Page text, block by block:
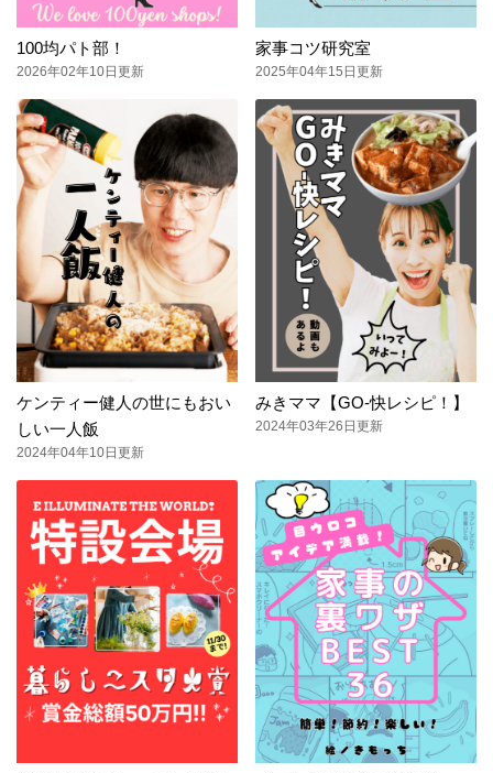
100均パト部！
2026年02年10日更新
家事コツ研究室
2025年04年15日更新
ケンティー健人の世にもおい
しい一人飯
2024年04年10日更新
みきママ【GO-快レシピ！】
2024年03年26日更新